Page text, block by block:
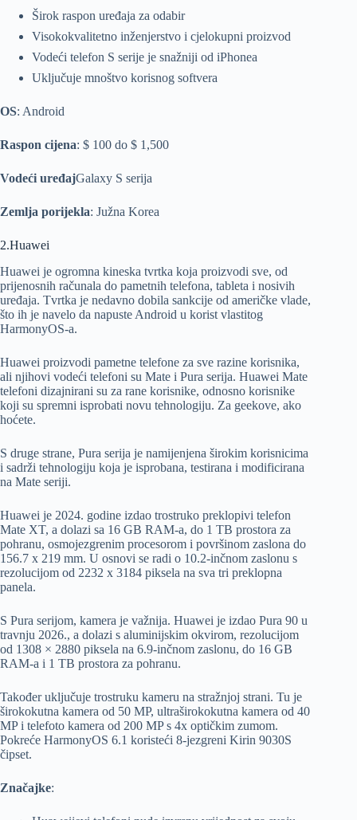
Širok raspon uređaja za odabir
Visokokvalitetno inženjerstvo i cjelokupni proizvod
Vodeći telefon S serije je snažniji od iPhonea
Uključuje mnoštvo korisnog softvera
OS: Android
Raspon cijena: $ 100 do $ 1,500
Vodeći uređajGalaxy S serija
Zemlja porijekla: Južna Korea
2.Huawei
Huawei je ogromna kineska tvrtka koja proizvodi sve, od
prijenosnih računala do pametnih telefona, tableta i nosivih
uređaja. Tvrtka je nedavno dobila sankcije od američke vlade,
što ih je navelo da napuste Android u korist vlastitog
HarmonyOS-a.
Huawei proizvodi pametne telefone za sve razine korisnika,
ali njihovi vodeći telefoni su Mate i Pura serija. Huawei Mate
telefoni dizajnirani su za rane korisnike, odnosno korisnike
koji su spremni isprobati novu tehnologiju. Za geekove, ako
hoćete.
S druge strane, Pura serija je namijenjena širokim korisnicima
i sadrži tehnologiju koja je isprobana, testirana i modificirana
na Mate seriji.
Huawei je 2024. godine izdao trostruko preklopivi telefon
Mate XT, a dolazi sa 16 GB RAM-a, do 1 TB prostora za
pohranu, osmojezgrenim procesorom i površinom zaslona do
156.7 x 219 mm. U osnovi se radi o 10.2-inčnom zaslonu s
rezolucijom od 2232 x 3184 piksela na sva tri preklopna
panela.
S Pura serijom, kamera je važnija. Huawei je izdao Pura 90 u
travnju 2026., a dolazi s aluminijskim okvirom, rezolucijom
od 1308 × 2880 piksela na 6.9-inčnom zaslonu, do 16 GB
RAM-a i 1 TB prostora za pohranu.
Također uključuje trostruku kameru na stražnjoj strani. Tu je
širokokutna kamera od 50 MP, ultraširokokutna kamera od 40
MP i telefoto kamera od 200 MP s 4x optičkim zumom.
Pokreće HarmonyOS 6.1 koristeći 8-jezgreni Kirin 9030S
čipset.
Značajke: